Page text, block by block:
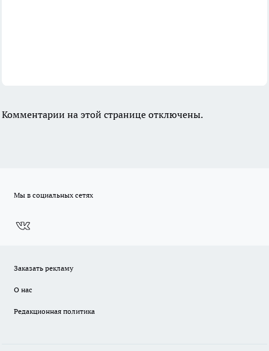
Комментарии на этой странице отключены.
Мы в социальных сетях
Заказать рекламу
О нас
Редакционная политика